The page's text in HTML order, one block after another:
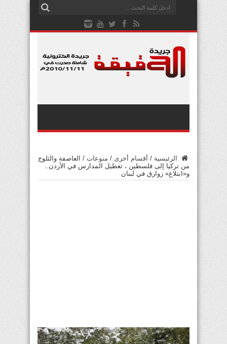
الرئيسية / أقسام أخرى / منوعات / العاصفة والثلوج
من تركيا إلى فلسطين ، تعطيل المدارس في الأردن..
و«ابتلاع» زوارق في لبنان